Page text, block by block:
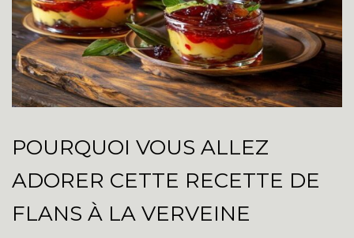
POURQUOI VOUS ALLEZ
ADORER CETTE RECETTE DE
FLANS À LA VERVEINE